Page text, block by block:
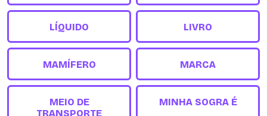
LÍQUIDO LIVRO
MAMÍFERO MARCA
MEIO DE
TRANSPORTE
MINHA SOGRA É